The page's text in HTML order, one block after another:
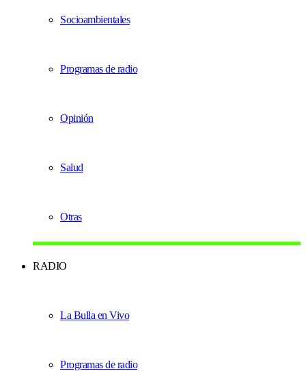
Socioambientales
Programas de radio
Opinión
Salud
Otras
RADIO
La Bulla en Vivo
Programas de radio